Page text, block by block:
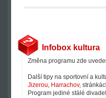
Infobox kultura
Změna programu zde
Další tipy na sportovní a
Jizerou, Harrachov,
Program jediné stálé